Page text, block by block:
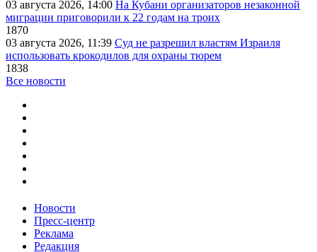
03 августа 2026, 14:00 На Кубани организаторов незаконной
миграции приговорили к 22 годам на троих
1870
03 августа 2026, 11:39 Суд не разрешил властям Израиля
использовать крокодилов для охраны тюрем
1838
Все новости
Новости
Пресс-центр
Реклама
Редакция